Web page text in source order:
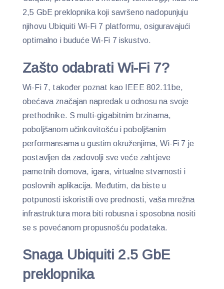
2,5 GbE preklopnika koji savršeno nadopunjuju
njihovu Ubiquiti Wi-Fi 7 platformu, osiguravajući
optimalno i buduće Wi-Fi 7 iskustvo.
Zašto odabrati Wi-Fi 7?
Wi-Fi 7, također poznat kao IEEE 802.11be,
obećava značajan napredak u odnosu na svoje
prethodnike. S multi-gigabitnim brzinama,
poboljšanom učinkovitošću i poboljšanim
performansama u gustim okruženjima, Wi-Fi 7 je
postavljen da zadovolji sve veće zahtjeve
pametnih domova, igara, virtualne stvarnosti i
poslovnih aplikacija. Međutim, da biste u
potpunosti iskoristili ove prednosti, vaša mrežna
infrastruktura mora biti robusna i sposobna nositi
se s povećanom propusnošću podataka.
Snaga Ubiquiti 2.5 GbE
preklopnika